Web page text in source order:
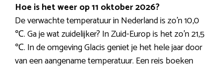
Hoe is het weer op 11 oktober 2026?
De verwachte temperatuur in Nederland is zo’n 10,0
℃. Ga je wat zuidelijker? In Zuid-Europ is het zo’n 21,5
℃. In de omgeving Glacis geniet je het hele jaar door
van een aangename temperatuur. Een reis boeken